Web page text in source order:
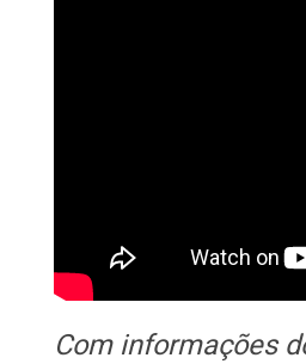
Com informações